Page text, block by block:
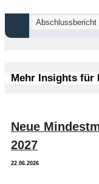
Abschlussbericht
Mehr Insights für
Neue
2027
22.06.2026